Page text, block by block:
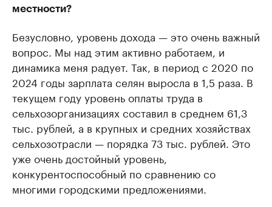
местности?
Безусловно, уровень дохода — это очень важный
вопрос. Мы над этим активно работаем, и
динамика меня радует. Так, в период с 2020 по
2024 годы зарплата селян выросла в 1,5 раза. В
текущем году уровень оплаты труда в
сельхозорганизациях составил в среднем 61,3
тыс. рублей, а в крупных и средних хозяйствах
сельхозотрасли — порядка 73 тыс. рублей. Это
уже очень достойный уровень,
конкурентоспособный по сравнению со
многими городскими предложениями.